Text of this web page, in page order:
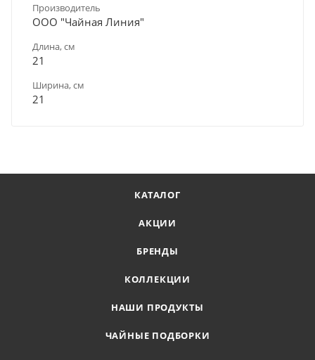
Производитель
ООО "Чайная Линия"
Длина, см
21
Ширина, см
21
КАТАЛОГ
АКЦИИ
БРЕНДЫ
КОЛЛЕКЦИИ
НАШИ ПРОДУКТЫ
ЧАЙНЫЕ ПОДБОРКИ